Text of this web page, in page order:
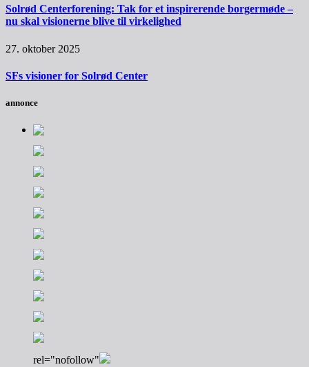
Solrød Centerforening: Tak for et inspirerende borgermøde –
nu skal visionerne blive til virkelighed
27. oktober 2025
SFs visioner for Solrød Center
annonce
rel="nofollow"